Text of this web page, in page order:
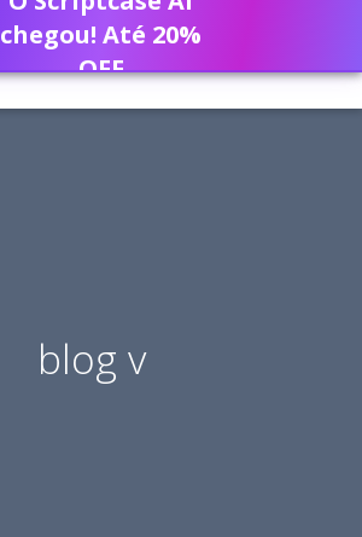
blog v
chegou! Até 20%
OFF